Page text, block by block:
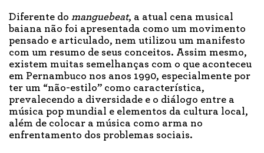
Diferente do manguebeat, a atual cena musical
baiana não foi apresentada como um movimento
pensado e articulado, nem utilizou um manifesto
com um resumo de seus conceitos. Assim mesmo,
existem muitas semelhanças com o que aconteceu
em Pernambuco nos anos 1990, especialmente por
ter um “não-estilo” como característica,
prevalecendo a diversidade e o diálogo entre a
música pop mundial e elementos da cultura local,
além de colocar a música como arma no
enfrentamento dos problemas sociais.